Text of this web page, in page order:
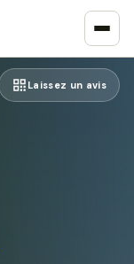
Laissez un avis